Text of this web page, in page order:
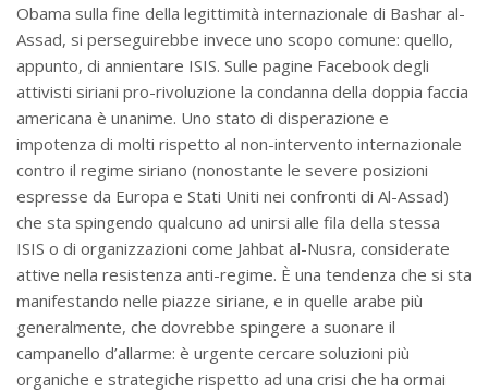
Obama sulla fine della legittimità internazionale di Bashar al-
Assad, si perseguirebbe invece uno scopo comune: quello,
appunto, di annientare ISIS. Sulle pagine Facebook degli
attivisti siriani pro-rivoluzione la condanna della doppia faccia
americana è unanime. Uno stato di disperazione e
impotenza di molti rispetto al non-intervento internazionale
contro il regime siriano (nonostante le severe posizioni
espresse da Europa e Stati Uniti nei confronti di Al-Assad)
che sta spingendo qualcuno ad unirsi alle fila della stessa
ISIS o di organizzazioni come Jahbat al-Nusra, considerate
attive nella resistenza anti-regime. È una tendenza che si sta
manifestando nelle piazze siriane, e in quelle arabe più
generalmente, che dovrebbe spingere a suonare il
campanello d’allarme: è urgente cercare soluzioni più
organiche e strategiche rispetto ad una crisi che ha ormai